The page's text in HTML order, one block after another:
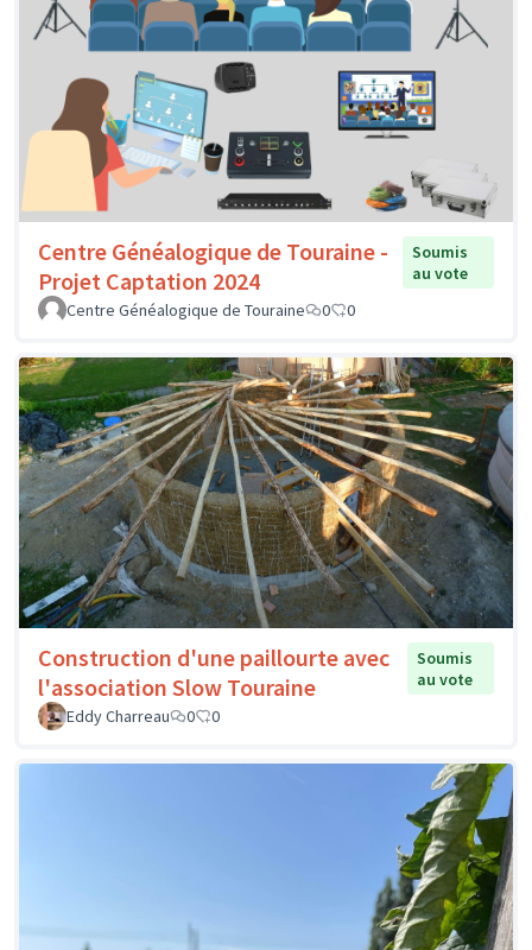
Centre Généalogique de Touraine -
Projet Captation 2024
Soumis
au vote
Centre Généalogique de Touraine
0 0
Construction d'une paillourte avec
l'association Slow Touraine
Soumis
au vote
Eddy Charreau
0 0